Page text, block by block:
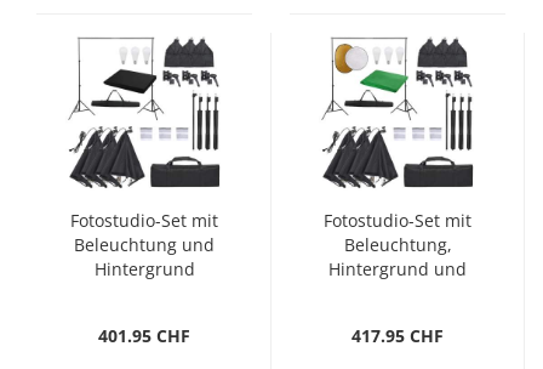
Fotostudio-Set mit
Beleuchtung und
Hintergrund
401.95 CHF
Fotostudio-Set mit
Beleuchtung,
Hintergrund und
417.95 CHF